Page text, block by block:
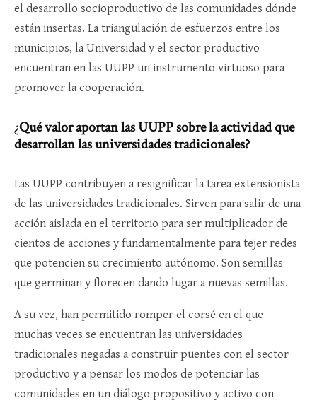
el desarrollo socioproductivo de las comunidades dónde
están insertas. La triangulación de esfuerzos entre los
municipios, la Universidad y el sector productivo
encuentran en las UUPP un instrumento virtuoso para
promover la cooperación.
¿Qué valor aportan las UUPP sobre la actividad que
desarrollan las universidades tradicionales?
Las UUPP contribuyen a resignificar la tarea extensionista
de las universidades tradicionales. Sirven para salir de una
acción aislada en el territorio para ser multiplicador de
cientos de acciones y fundamentalmente para tejer redes
que potencien su crecimiento autónomo. Son semillas
que germinan y florecen dando lugar a nuevas semillas.
A su vez, han permitido romper el corsé en el que
muchas veces se encuentran las universidades
tradicionales negadas a construir puentes con el sector
productivo y a pensar los modos de potenciar las
comunidades en un diálogo propositivo y activo con